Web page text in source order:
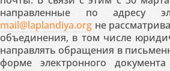
направленные по адресу
mail@laplandiya.org не
объединения, в том числе
направлять обращения в
форме электронного